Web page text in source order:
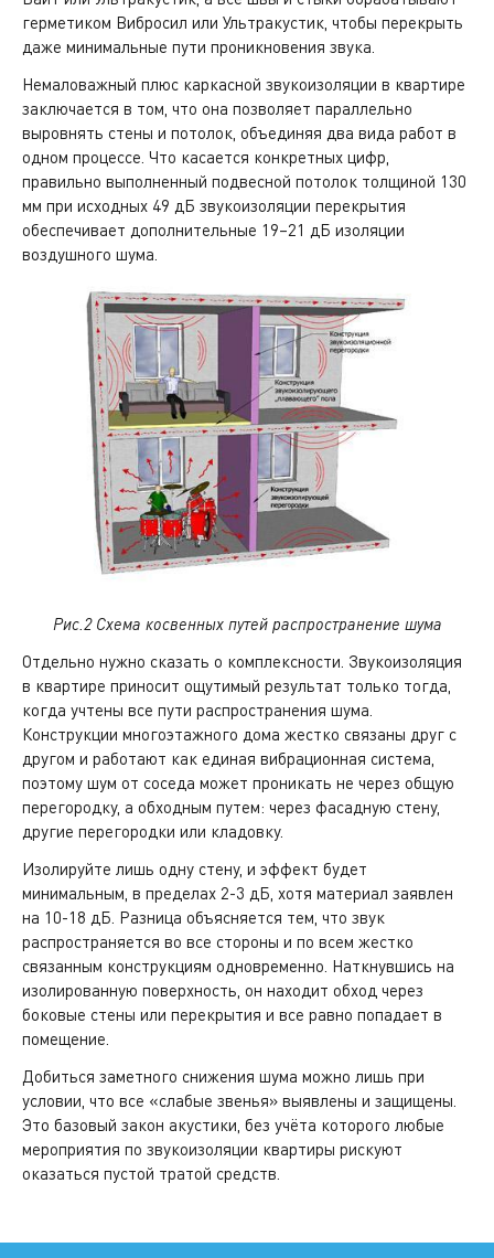
герметиком Вибросил или Ультракустик, чтобы перекрыть
даже минимальные пути проникновения звука.
Немаловажный плюс каркасной звукоизоляции в квартире
заключается в том, что она позволяет параллельно
выровнять стены и потолок, объединяя два вида работ в
одном процессе. Что касается конкретных цифр,
правильно выполненный подвесной потолок толщиной 130
мм при исходных 49 дБ звукоизоляции перекрытия
обеспечивает дополнительные 19–21 дБ изоляции
воздушного шума.
Рис.2 Cхема косвенных путей распространение шума
Отдельно нужно сказать о комплексности. Звукоизоляция
в квартире приносит ощутимый результат только тогда,
когда учтены все пути распространения шума.
Конструкции многоэтажного дома жестко связаны друг с
другом и работают как единая вибрационная система,
поэтому шум от соседа может проникать не через общую
перегородку, а обходным путем: через фасадную стену,
другие перегородки или кладовку.
Изолируйте лишь одну стену, и эффект будет
минимальным, в пределах 2-3 дБ, хотя материал заявлен
на 10-18 дБ. Разница объясняется тем, что звук
распространяется во все стороны и по всем жестко
связанным конструкциям одновременно. Наткнувшись на
изолированную поверхность, он находит обход через
боковые стены или перекрытия и все равно попадает в
помещение.
Добиться заметного снижения шума можно лишь при
условии, что все «слабые звенья» выявлены и защищены.
Это базовый закон акустики, без учёта которого любые
мероприятия по звукоизоляции квартиры рискуют
оказаться пустой тратой средств.